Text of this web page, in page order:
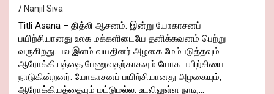
Nanjil Siva
Titli Asana – தித்லி ஆசனம். இன்று யோகாசனப்
பயிற்சியானது உலக மக்களிடையே தனிக்கவனம் பெற்று
வருகிறது. பல இளம் வயதினர் அழகை மேம்படுத்தவும்
ஆரோக்கியத்தை பேணுவதற்காகவும் யோக பயிற்சியை
நாடுகின்றனர். யோகாசனப் பயிற்சியானது அழகையும்,
ஆரோக்கியத்தையும் மட்டுமல்ல. உடலிலுள்ள நாடி,…